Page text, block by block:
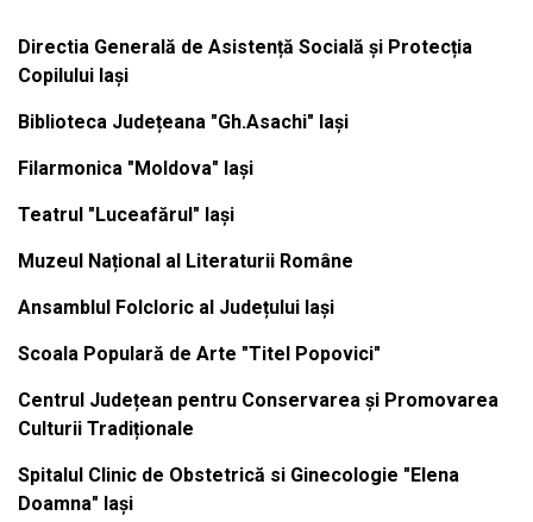
Directia Generală de Asistență Socială și Protecția
Copilului Iași
Biblioteca Județeana "Gh.Asachi" Iași
Filarmonica "Moldova" Iași
Teatrul "Luceafărul" Iași
Muzeul Național al Literaturii Române
Ansamblul Folcloric al Județului Iași
Scoala Populară de Arte "Titel Popovici"
Centrul Județean pentru Conservarea și Promovarea
Culturii Tradiționale
Spitalul Clinic de Obstetrică si Ginecologie "Elena
Doamna" Iași